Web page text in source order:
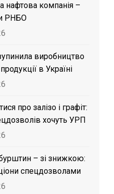
нафтова компанія –
РНБО
виробництво
в Україні
про залізо і графіт:
хочуть УРП
– зі знижкою:
спецдозволами